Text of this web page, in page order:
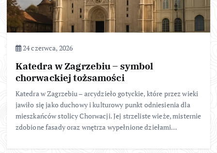
24 czerwca, 2026
Katedra w Zagrzebiu – symbol
chorwackiej tożsamości
Katedra w Zagrzebiu – arcydzieło gotyckie, które przez wieki
jawiło się jako duchowy i kulturowy punkt odniesienia dla
mieszkańców stolicy Chorwacji. Jej strzeliste wieże, misternie
zdobione fasady oraz wnętrza wypełnione dziełami…